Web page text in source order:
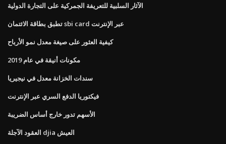
الآثار السلبية للتعريفة الجمركية على التجارة الدولية
تطبق بطاقة الائتمان sbi card عبر الإنترنت
كيفية العثور على صيغة معدل نمو الأرباح
مكونات أنيقة في عام 2019
سندات الخزانة معدل في نيجيريا
فيكتوريا الدفع السري عبر الإنترنت
الأسهم تدور خارج أساس الضريبة
العقود الآجلة djia العيش